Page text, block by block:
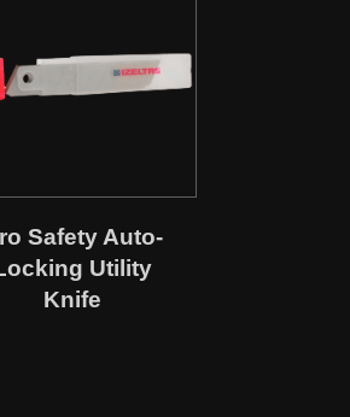
Safety Auto-
Utility
Knife